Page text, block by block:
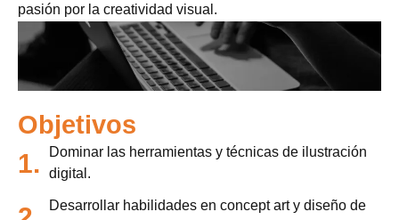
pasión por la creatividad visual.
Objetivos
1.
Dominar las herramientas y técnicas de ilustración
digital.
Desarrollar habilidades en concept art y diseño de